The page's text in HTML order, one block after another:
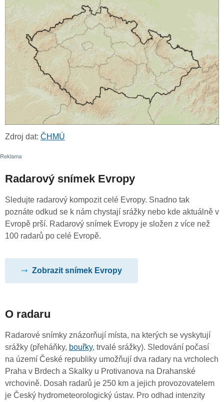
Zdroj dat: ČHMÚ
Radarový snímek Evropy
Sledujte radarový kompozit celé Evropy. Snadno tak
poznáte odkud se k nám chystají srážky nebo kde aktuálně v
Evropě prší. Radarový snímek Evropy je složen z více než
100 radarů po celé Evropě.
Zobrazit snímek Evropy
O radaru
Radarové snímky znázorňují místa, na kterých se vyskytují
srážky (přeháňky, bouřky, trvalé srážky). Sledování počasí
na území České republiky umožňují dva radary na vrcholech
Praha v Brdech a Skalky u Protivanova na Drahanské
vrchovině. Dosah radarů je 250 km a jejich provozovatelem
je Český hydrometeorologický ústav. Pro odhad intenzity